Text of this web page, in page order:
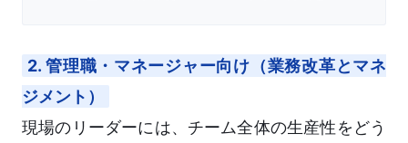
2. 管理職・マネージャー向け（業務改革とマネ
ジメント）
現場のリーダーには、チーム全体の生産性をどう